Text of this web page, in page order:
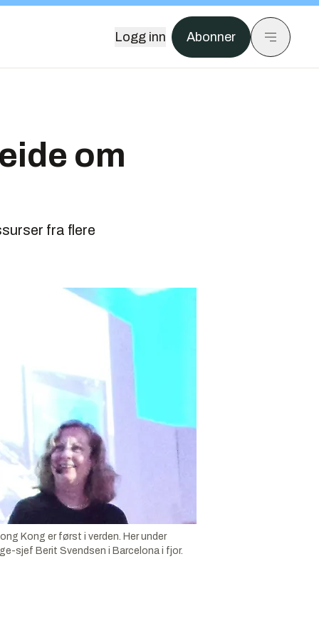
Logg inn Abonner
om
fra flere
Kong er først i verden. Her under
sjef Berit Svendsen i Barcelona i fjor.